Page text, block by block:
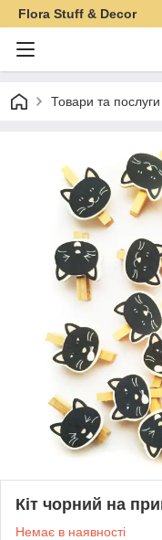
Flora Stuff & Decor
Товари та послуги
Кіт чорний на
Немає в наявності